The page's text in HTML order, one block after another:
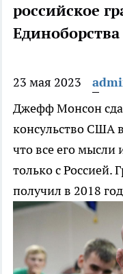
российское
23 мая 2023
Джефф Монсон
консульство США
что все его мысли
только с Россией.
получил в 2018